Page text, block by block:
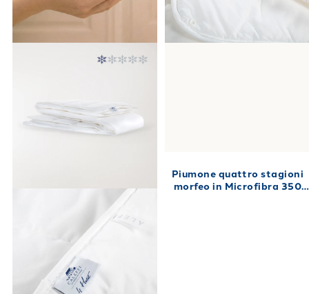
Piumone quattro stagioni
morfeo in Microfibra 350